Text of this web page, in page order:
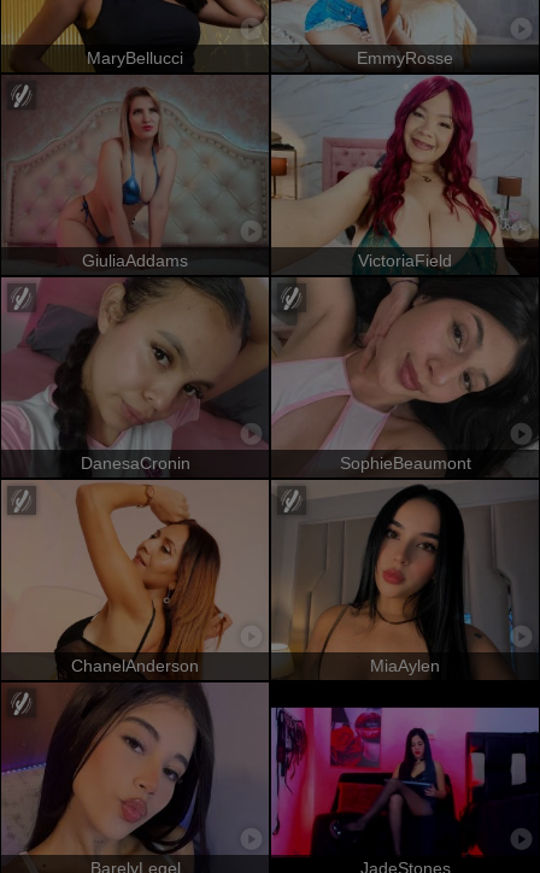
MaryBellucci EmmyRosse
GiuliaAddams VictoriaField
DanesaCronin SophieBeaumont
ChanelAnderson MiaAylen
BarelyLegel JadeStones